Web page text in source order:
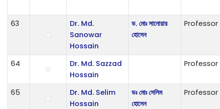
63
Dr. Md.
Sanowar
Hossain
ড. মোঃ সানোয়ার
হোসেন
Professor
64
Dr. Md. Sazzad
Hossain
Professor
65
Dr. Md. Selim
Hossain
ডঃ মোঃ সেলিম
হোসেন
Professor